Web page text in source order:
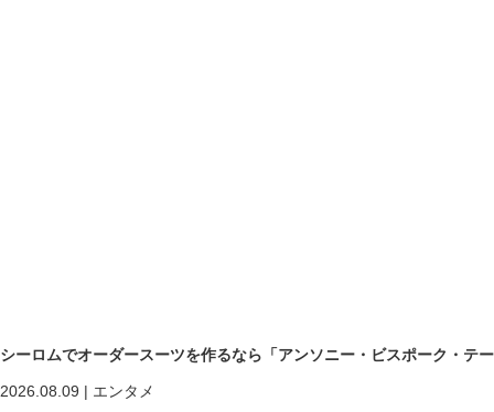
シーロムでオーダースーツを作るなら「アンソニー・ビスポーク・テ
2026.08.09 | エンタメ